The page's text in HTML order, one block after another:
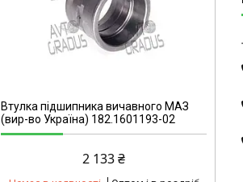
Втулка підшипника вичавного МАЗ
(вир-во Україна) 182.1601193-02
2 133 ₴